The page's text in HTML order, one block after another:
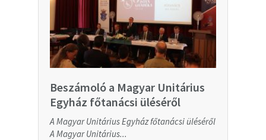
Beszámoló a Magyar Unitárius
Egyház főtanácsi üléséről
A Magyar Unitárius Egyház főtanácsi üléséről
A Magyar Unitárius...